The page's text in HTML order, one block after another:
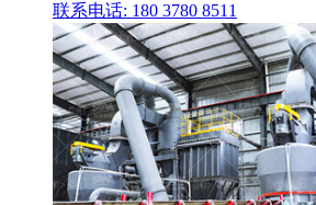
联系电话: 180 3780 8511